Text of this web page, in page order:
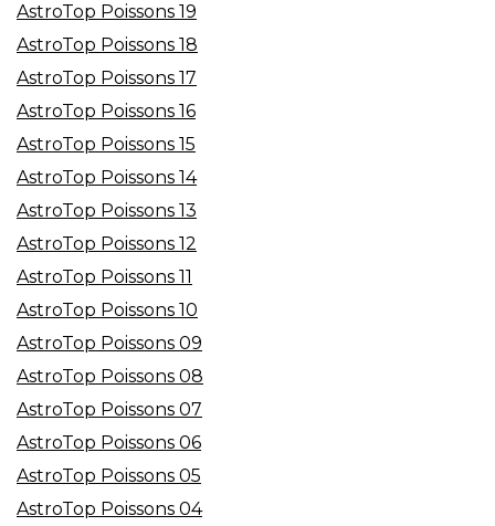
AstroTop Poissons 19
AstroTop Poissons 18
AstroTop Poissons 17
AstroTop Poissons 16
AstroTop Poissons 15
AstroTop Poissons 14
AstroTop Poissons 13
AstroTop Poissons 12
AstroTop Poissons 11
AstroTop Poissons 10
AstroTop Poissons 09
AstroTop Poissons 08
AstroTop Poissons 07
AstroTop Poissons 06
AstroTop Poissons 05
AstroTop Poissons 04